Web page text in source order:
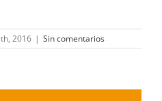
2016 | Sin comentarios